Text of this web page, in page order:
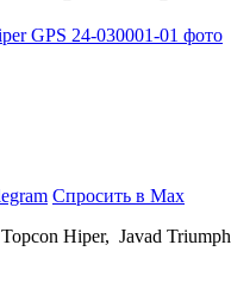
Спросить в Max
Hiper, Javad